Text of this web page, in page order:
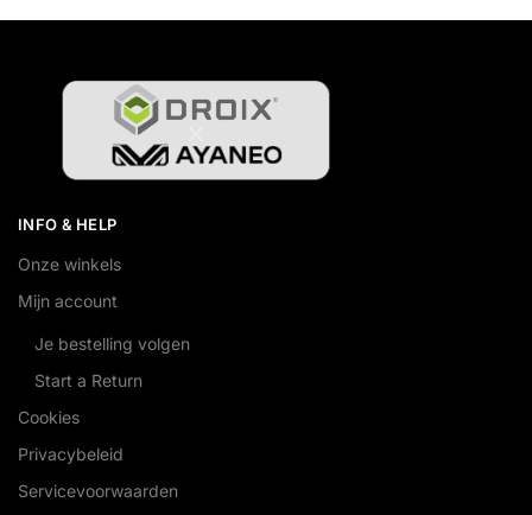
INFO & HELP
Onze winkels
Mijn account
Je bestelling volgen
Start a Return
Cookies
Privacybeleid
Servicevoorwaarden